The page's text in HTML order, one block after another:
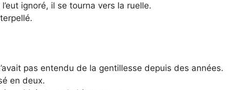
ignoré, il se tourna vers la ruelle.
pas entendu de la gentillesse depuis des années.
en deux.